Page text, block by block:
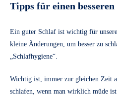
Tipps für einen
Ein guter Schlaf ist wichtig für
kleine Änderungen, um besser zu
„Schlafhygiene“.
Wichtig ist, immer zur gleichen Zeit
schlafen, wenn man wirklich müde